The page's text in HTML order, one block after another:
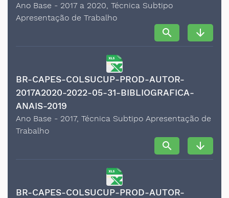
Ano Base - 2017 a 2020, Técnica Subtipo
Apresentação de Trabalho
search arrow_downward
BR-CAPES-COLSUCUP-PROD-AUTOR-
2017A2020-2022-05-31-BIBLIOGRAFICA-
ANAIS-2019
Ano Base - 2017, Técnica Subtipo Apresentação de
Trabalho
search arrow_downward
BR-CAPES-COLSUCUP-PROD-AUTOR-